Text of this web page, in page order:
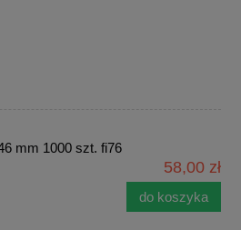
mm 1000 szt. fi76
58,00 zł
do koszyka